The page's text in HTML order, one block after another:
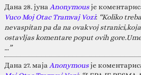
Дана 28. јуна Anonymousје
Vuco Moj Otac Tramvaj Vozi: “Koliko
nevaspitan pa da na ovakvoj
ostavljas komentare poput ovih
…”
Дана 27. маја Anonymousје